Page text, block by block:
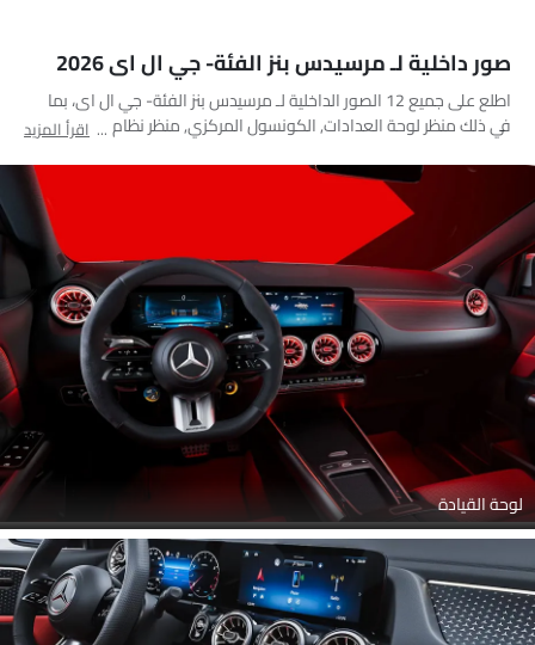
صور داخلية لـ مرسيدس بنز الفئة- جي ال اى 2026
اطلع على جميع 12 الصور الداخلية لـ مرسيدس بنز الفئة- جي ال اى، بما
في ذلك منظر لوحة العدادات, الكونسول المركزي, منظر نظام الصوت,
الأمامية, أدوات ضبط المقعد, الفاصل الأمامي الأوسط, مجموعة
دواسات القدم, منظر مكبرات الصوت, جهاز تحديد المواقع
اقرأ المزيد
لوحة القيادة